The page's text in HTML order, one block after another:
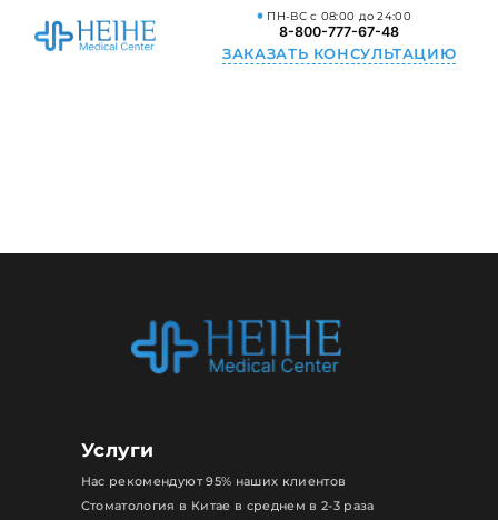
ПН-ВС с 08:00 до 24:00
8-800-777-67-48
ЗАКАЗАТЬ КОНСУЛЬТАЦИЮ
Услуги
Нас рекомендуют 95% наших клиентов
Стоматология в Китае в среднем в 2-3 раза